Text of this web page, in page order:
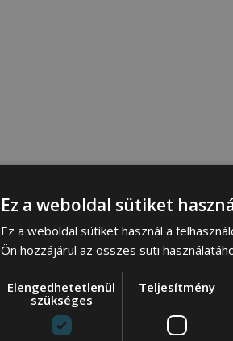
Ez a weboldal sütiket
Ez a weboldal sütiket használ a
Ön hozzájárul az összes süti
Elengedhetetlenül
szükséges
Teljesítmény